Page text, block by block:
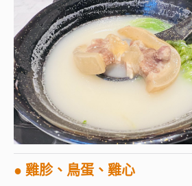
● 雞胗、鳥蛋、雞心